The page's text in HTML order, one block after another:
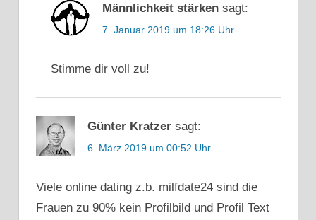
Männlichkeit stärken sagt:
7. Januar 2019 um 18:26 Uhr
Stimme dir voll zu!
Günter Kratzer sagt:
6. März 2019 um 00:52 Uhr
Viele online dating z.b. milfdate24 sind die
Frauen zu 90% kein Profilbild und Profil Text